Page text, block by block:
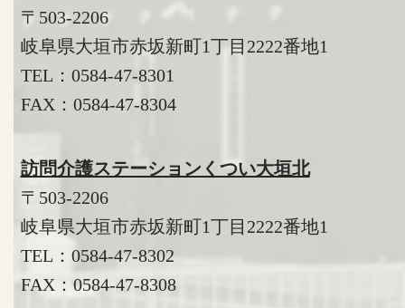
〒503-2206
岐阜県大垣市赤坂新町1丁目2222番地1
TEL： 0584-47-8301
FAX：0584-47-8304
訪問介護ステーションくつい大垣北
〒503-2206
岐阜県大垣市赤坂新町1丁目2222番地1
TEL： 0584-47-8302
FAX：0584-47-8308